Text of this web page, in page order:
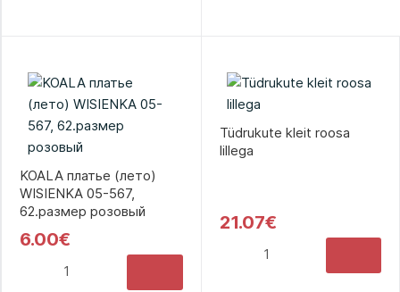
KOALA платье (лето)
WISIENKA 05-567,
62.размер розовый
6.00€
Tüdrukute kleit roosa
lillega
21.07€